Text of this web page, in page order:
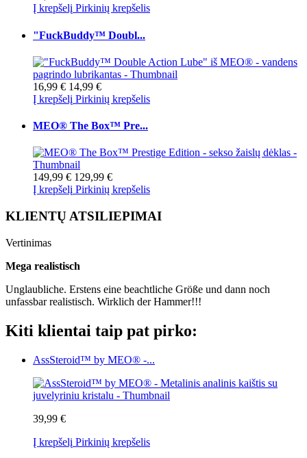
Į krepšelį Pirkinių krepšelis
"FuckBuddy™ Doubl...
16,99 € 14,99 €
Į krepšelį Pirkinių krepšelis
MEO® The Box™ Pre...
149,99 € 129,99 €
Į krepšelį Pirkinių krepšelis
KLIENTŲ ATSILIEPIMAI
Vertinimas
Mega realistisch
Unglaubliche. Erstens eine beachtliche Größe und dann noch
unfassbar realistisch. Wirklich der Hammer!!!
Kiti klientai taip pat pirko:
AssSteroid™ by MEO® -...
39,99 €
Į krepšelį Pirkinių krepšelis